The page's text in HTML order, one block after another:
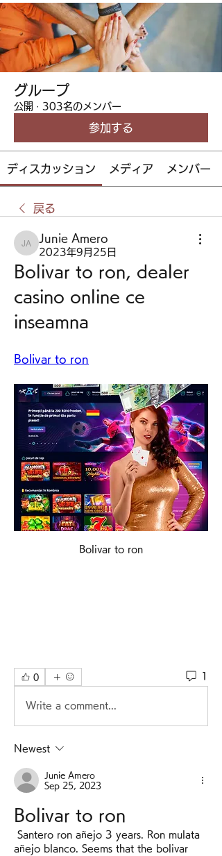
グループ
公開 · 303名のメンバー
参加する
ディスカッション メディア メンバー
戻る
Junie Amero
Junie Amero
2023年9月25日
Bolivar to ron, dealer
casino online ce
inseamna
Bolivar to ron
Bolivar to ron
0 1
Write a comment...
Newest
Junie Amero
Sep 25, 2023
Bolivar to ron
añejo blanco. Seems that the bolivar